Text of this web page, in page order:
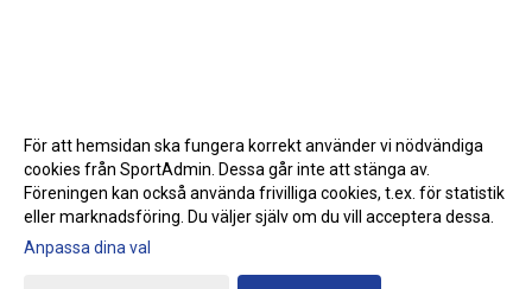
Gå till Webbversion
För att hemsidan ska fungera korrekt använder vi nödvändiga
cookies från SportAdmin. Dessa går inte att stänga av.
Föreningen kan också använda frivilliga cookies, t.ex. för statistik
eller marknadsföring. Du väljer själv om du vill acceptera dessa.
Anpassa dina val